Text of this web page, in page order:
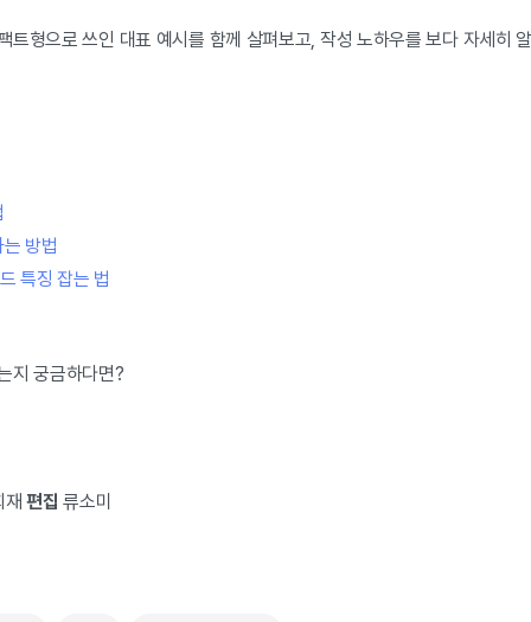
트형으로 쓰인 대표 예시를 함께 살펴보고, 작성 노하우를 보다 자세히
방법
특징 잡는 법
지 궁금하다면?
재편집류소미